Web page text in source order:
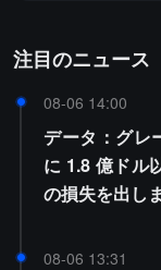
注目のニュース
08-06 14:00
データ：グレ
に 1.8 億ドル
の損失を出し
08-06 13:31